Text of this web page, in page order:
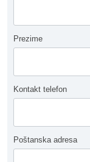
Prezime
Kontakt telefon
Poštanska adresa